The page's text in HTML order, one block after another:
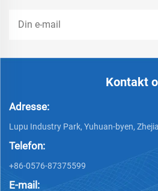
Kontakt
Adresse:
Lupu Industry Park, Yuhuan-byen,
Telefon:
+86-0576-87375599
E-mail: